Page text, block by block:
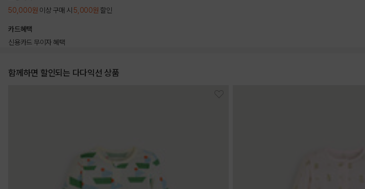
50,000원 이상 구매 시 5,000원 할인
카드혜택
신용카드 무이자 혜택
함께하면 할인되는 다다익선 상품